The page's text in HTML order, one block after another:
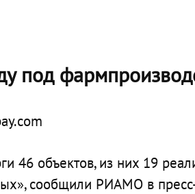
под
46 объектов, из них 19
сообщили РИАМО в